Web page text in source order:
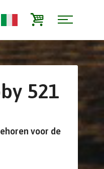
521
voor de